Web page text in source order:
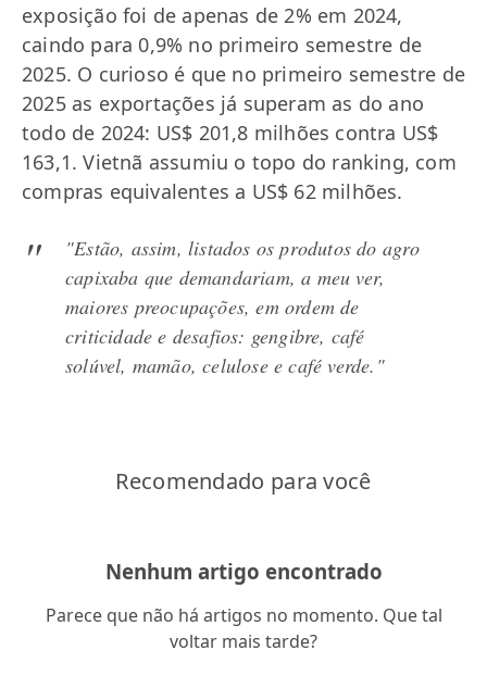
exposição foi de apenas de 2% em 2024,
caindo para 0,9% no primeiro semestre de
2025. O curioso é que no primeiro semestre de
2025 as exportações já superam as do ano
todo de 2024: US$ 201,8 milhões contra US$
163,1. Vietnã assumiu o topo do ranking, com
compras equivalentes a US$ 62 milhões.
"Estão, assim, listados os produtos do agro
capixaba que demandariam, a meu ver,
maiores preocupações, em ordem de
criticidade e desafios: gengibre, café
solúvel, mamão, celulose e café verde."
Recomendado para você
Nenhum artigo encontrado
Parece que não há artigos no momento. Que tal
voltar mais tarde?